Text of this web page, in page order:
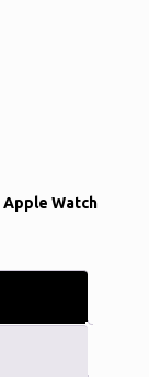
Apple Watch